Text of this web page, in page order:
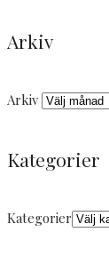
Arkiv
Arkiv
Kategorier
Kategorier